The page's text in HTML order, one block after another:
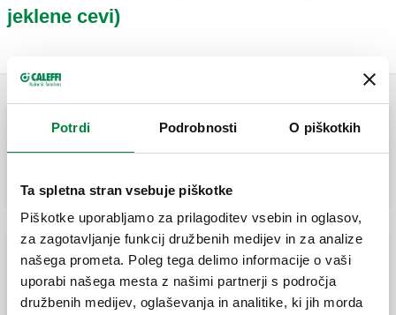
Potrdi Podrobnosti O piškotkih
Ta spletna stran vsebuje piškotke
Piškotke uporabljamo za prilagoditev vsebin in oglasov,
za zagotavljanje funkcij družbenih medijev in za analize
našega prometa. Poleg tega delimo informacije o vaši
uporabi našega mesta z našimi partnerji s področja
družbenih medijev, oglaševanja in analitike, ki jih morda
jeklene cevi)
Kotni termostatski radiatorski ventil
primeren za montažo termostatskih in
Raven termostatski radiatorski ventil
primeren za montažo termostatskih in
elektro-termičnih glav.